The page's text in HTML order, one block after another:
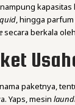
, hingga
secara berkala
paketnya,
Yaps, mesin